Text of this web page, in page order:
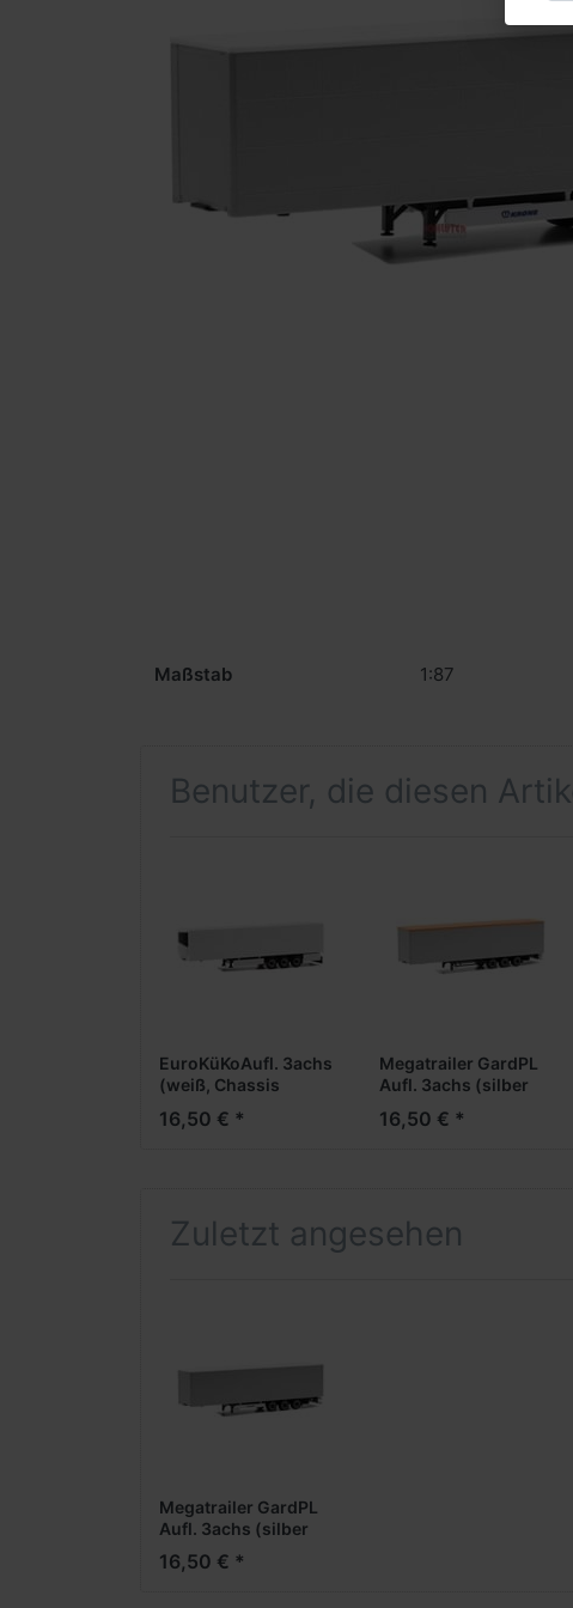
Maßstab 1:87
Benutzer, die diesen
EuroKüKoAufl. 3achs
(weiß, Chassis
Restposten, geringe
16,50 € *
Megatrailer GardPL
Aufl. 3achs (silber
schwarz, Dach
16,50 € *
Zuletzt angesehen
Megatrailer GardPL
Aufl. 3achs (silber
lackiert + Chassis
schwarz, Dach weiß)
16,50 € *